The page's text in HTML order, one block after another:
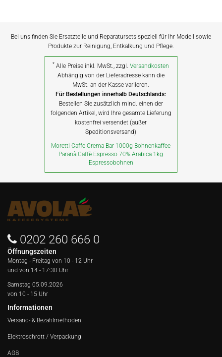
Bei uns finden Sie Ersatzteile und Reparatursets speziell für Ihr Modell sowie
Produkte zur Reinigung, Entkalkung und Pflege.
* Alle Preise inkl. MwSt., zzgl.Versandkosten
Abhängig von der Lieferadresse kann die
MwSt. an der Kasse variieren.
Für Bestellungen innerhalb Deutschlands:
Bestellen Sie zusätzlich mind. einen der
folgenden Artikel, wird Ihre gesamte Lieferung
kostenfrei versendet (außer
Speditionsversand)
Moretti Caffe Crema Bar 1000g Bohnenkaffee
Paranà Caffè Espresso 70% Arabica 1kg
Espressobohnen
0202 260 666 0
Öffnungszeiten
Montag - Freitag von 10 - 12 Uhr
und von 14 - 17:30 Uhr
Samstag 05.09.2026
von 10 - 15 Uhr
Informationen
Versand- & Bezahlmethoden
Elektroschrott / Verpackung
AGB